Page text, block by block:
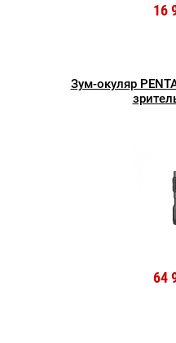
16
Зум-окуляр
64